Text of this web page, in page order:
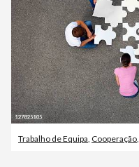
Trabalho de Equipa, Cooperação,